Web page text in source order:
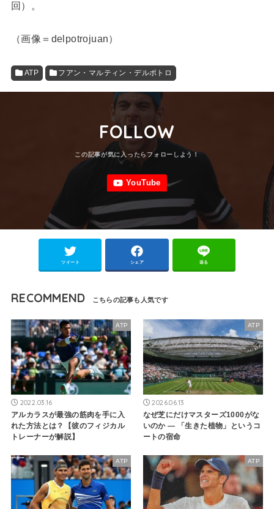
回）。
（画像＝delpotrojuan）
ATP フアン・マルティン・デルポトロ
FOLLOW
ツイート シェア 送る
RECOMMEND
ATP
2022.03.16
アルカラスが最強の筋肉を手に入
れた方法とは？【彼のフィジカル
トレーナーが解説】
ATP
2026.06.13
なぜ芝にだけマスターズ1000がな
いのか — 「生きた植物」というコ
ートの宿命
ATP ATP